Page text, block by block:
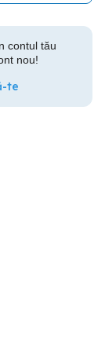
contul tău
nou!
te